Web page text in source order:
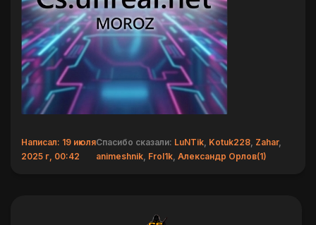
Написал: 19 июля
2025 г, 00:42
Спасибо сказали: LuNTik, Kotuk228, Zahar,
animeshnik, Frol1k,Александр Орлов(1)